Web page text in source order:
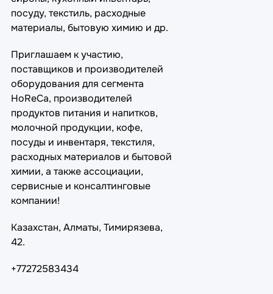
посуду, текстиль, расходные
материалы, бытовую химию и др.
Приглашаем к участию,
поставщиков и производителей
оборудования для сегмента
HoReCa, производителей
продуктов питания и напитков,
молочной продукции, кофе,
посуды и инвентаря, текстиля,
расходных материалов и бытовой
химии, а также ассоциации,
сервисные и консалтинговые
компании!
Казахстан, Алматы, Тимирязева,
42.
+77272583434